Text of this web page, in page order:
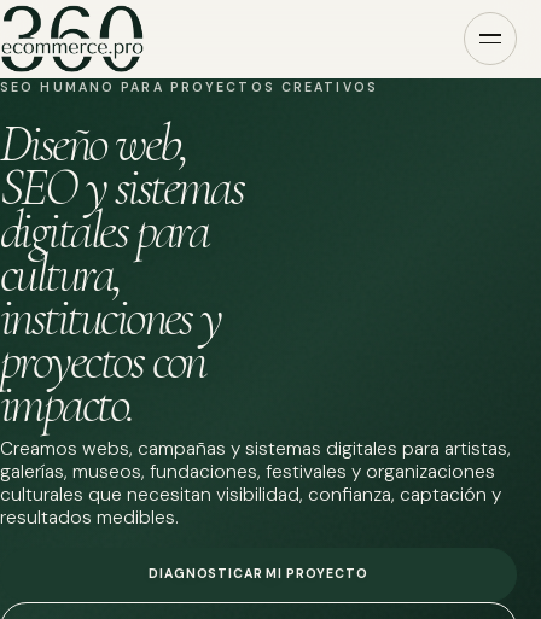
SEO HUMANO PARA PROYECTOS CREATIVOS
Diseño web,
SEO y sistemas
digitales para
cultura,
instituciones y
proyectos con
impacto.
Creamos webs, campañas y sistemas digitales para artistas,
galerías, museos, fundaciones, festivales y organizaciones
culturales que necesitan visibilidad, confianza, captación y
resultados medibles.
DIAGNOSTICAR MI PROYECTO